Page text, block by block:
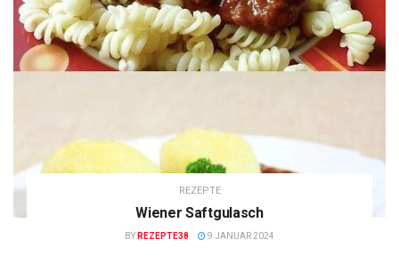
REZEPTE
Wiener Saftgulasch
BY REZEPTE38 9 JANUAR 2024